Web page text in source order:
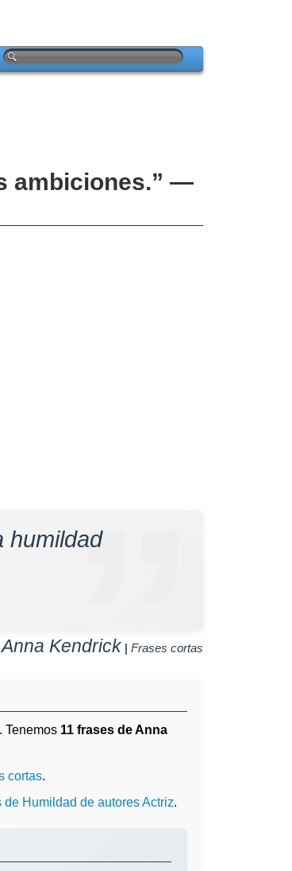
ambiciones.” —
humildad
Anna Kendrick | Frases cortas
Tenemos 11 frases de Anna
cortas.
de Humildad de autores Actriz.